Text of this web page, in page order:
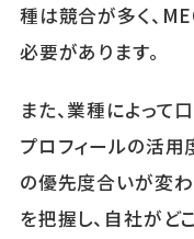
種は競合が多く、
必要があります。
また、業種によっ
プロフィールの活
の優先度合いが変わ
を把握し、自社がど